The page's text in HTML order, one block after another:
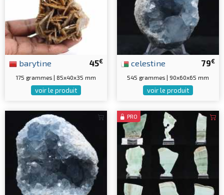
45€
barytine
175 grammes | 85x40x35 mm
voir le produit
79€
celestine
545 grammes | 90x60x65 mm
voir le produit
PRO